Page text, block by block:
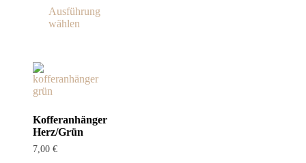
Ausführung
wählen
Varianten
auf.
Optionen
können
auf
Kofferanhänger
Herz/Grün
7,00 €